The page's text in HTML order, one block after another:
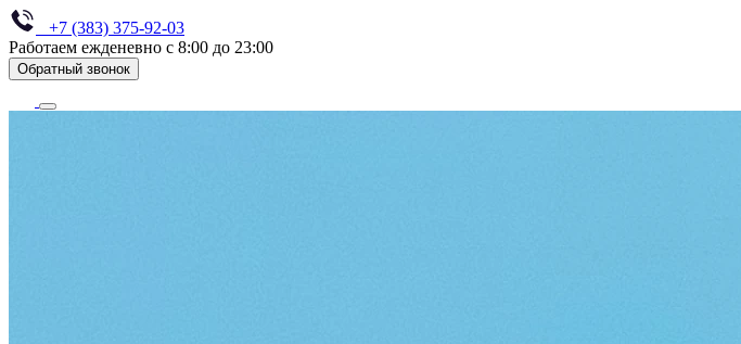
+7 (383) 375-92-03
Работаем ежденевно с 8:00 до 23:00
Обратный звонок